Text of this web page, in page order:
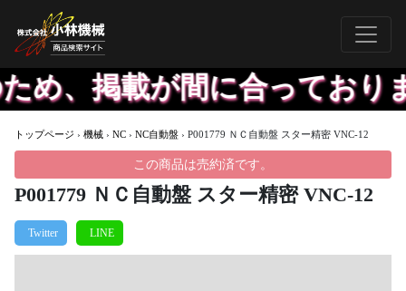
掲載が間に合っておりま
トップページ › 機械 › NC › NC自動盤 › P001779 ＮＣ自動盤 スター精密 VNC-12
この商品は売約済です。
P001779 ＮＣ自動盤 スター精密 VNC-12